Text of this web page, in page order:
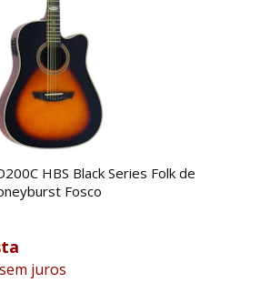
HBS Black Series Folk de
Fosco
sem juros